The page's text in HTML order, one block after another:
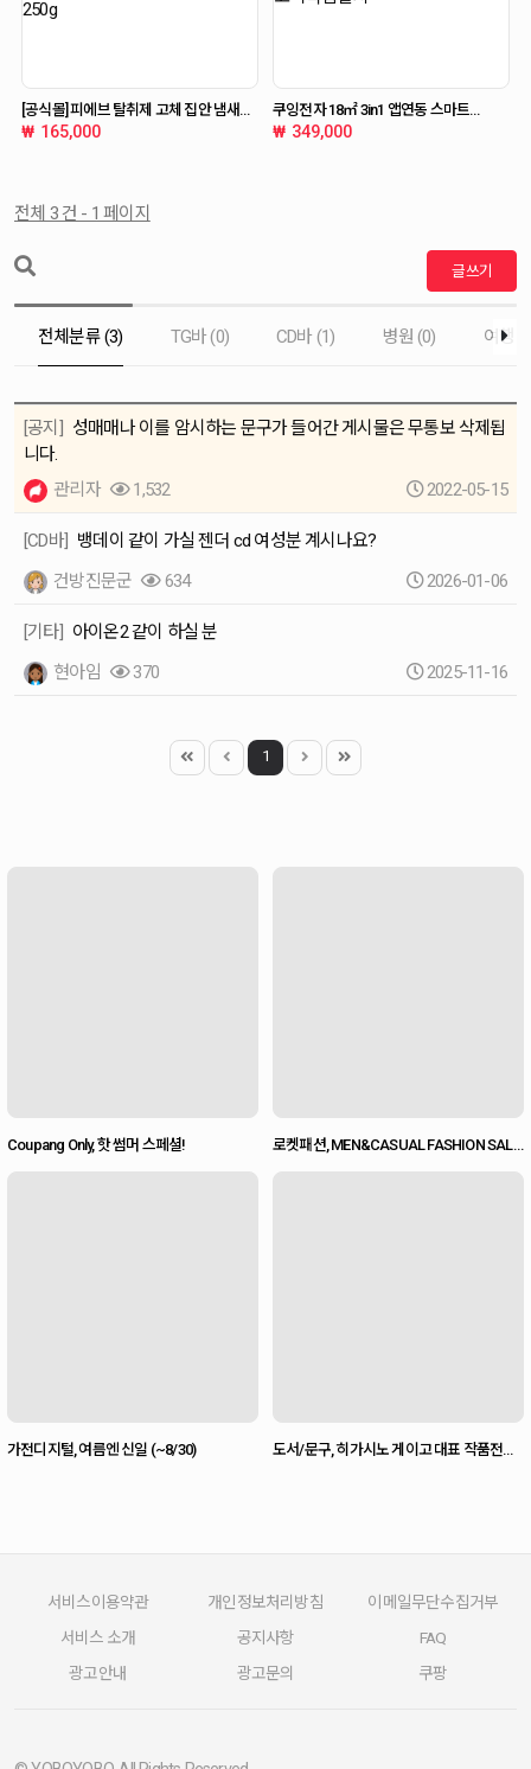
[공식몰] 피에브 탈취제 고체 집안 냄새
악취 제거 화장실 신발장 옷장 방 차량
피톤치드 향, 10개, 250g
165,000
쿠잉전자 18㎡ 3in1 앱연동 스마트
이동식 에어컨 ACP-S9000W
고객직접설치
349,000
전체 3 건 - 1 페이지
글쓰기
전체분류 (3) TG바 (0) CD바 (1) 병원 (0) 여행
[공지] 성매매나 이를 암시하는 문구가 들어간 게시물은 무통보 삭제됩
니다.
관리자
1,532 2022-05-15
[CD바] 뱅데이 같이 가실 젠더 cd 여성분 계시나요?
건방진문군
634 2026-01-06
[기타] 아이온2 같이 하실 분
현아임
370 2025-11-16
1
Coupang Only, 핫 썸머 스페셜!
로켓패션, MEN&CASUAL FASHION SALE
가전디지털, 여름엔 신일 (~8/30)
도서/문구, 히가시노 게이고 대표 작품전
서비스이용약관 개인정보처리방침
이메일무단수집거부
서비스 소개
공지사항
FAQ
광고안내
광고문의 쿠팡